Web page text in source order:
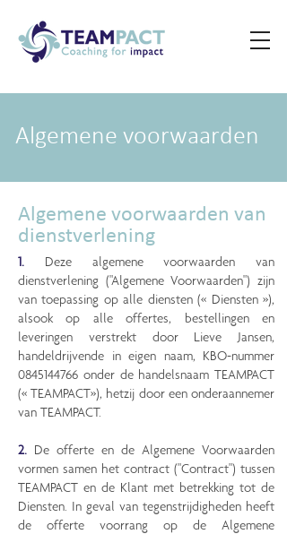
Algemene voorwaarden
Algemene voorwaarden van
dienstverlening
1. Deze algemene voorwaarden van
dienstverlening ("Algemene Voorwaarden") zijn
van toepassing op alle diensten (« Diensten »),
alsook op alle offertes, bestellingen en
leveringen verstrekt door Lieve Jansen,
handeldrijvende in eigen naam, KBO-nummer
0845144766 onder de handelsnaam TEAMPACT
(« TEAMPACT»), hetzij door een onderaannemer
van TEAMPACT.
2. De offerte en de Algemene Voorwaarden
vormen samen het contract ("Contract") tussen
TEAMPACT en de Klant met betrekking tot de
Diensten. In geval van tegenstrijdigheden heeft
de offerte voorrang op de Algemene